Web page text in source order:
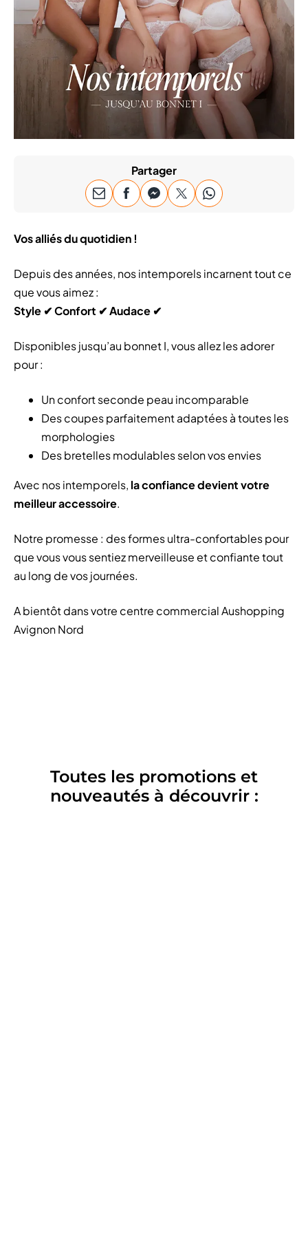
Partager
Vos alliés du quotidien !
Depuis des années, nos intemporels incarnent tout ce
que vous aimez :
Style ✔ Confort ✔ Audace ✔
Disponibles jusqu’au bonnet I, vous allez les adorer
pour :
Un confort seconde peau incomparable
Des coupes parfaitement adaptées à toutes les
morphologies
Des bretelles modulables selon vos envies
Avec nos intemporels, la confiance devient votre
meilleur accessoire.
Notre promesse : des formes ultra-confortables pour
que vous vous sentiez merveilleuse et confiante tout
au long de vos journées.
A bientôt dans votre centre commercial Aushopping
Avignon Nord
Toutes les promotions et
nouveautés à découvrir :